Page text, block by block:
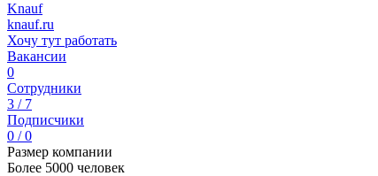
Knauf
knauf.ru
Хочу тут работать
Вакансии
0
Сотрудники
3 / 7
Подписчики
0 / 0
Размер компании
Более 5000 человек